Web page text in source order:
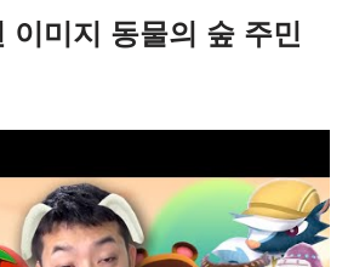
이미지 동물의 숲 주민